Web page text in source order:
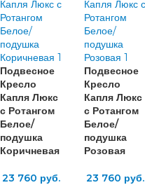
Подвесное
Кресло
Капля Люкс
с Ротангом
Белое/
подушка
Коричневая
23 760 руб.
Подвесное
Кресло
Капля Люкс
с Ротангом
Белое/
подушка
Розовая
23 760 руб.